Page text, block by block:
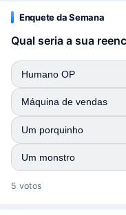
Enquete da Semana
Qual seria a sua
Humano OP
Máquina de vendas
Um porquinho
Um monstro
5 votos